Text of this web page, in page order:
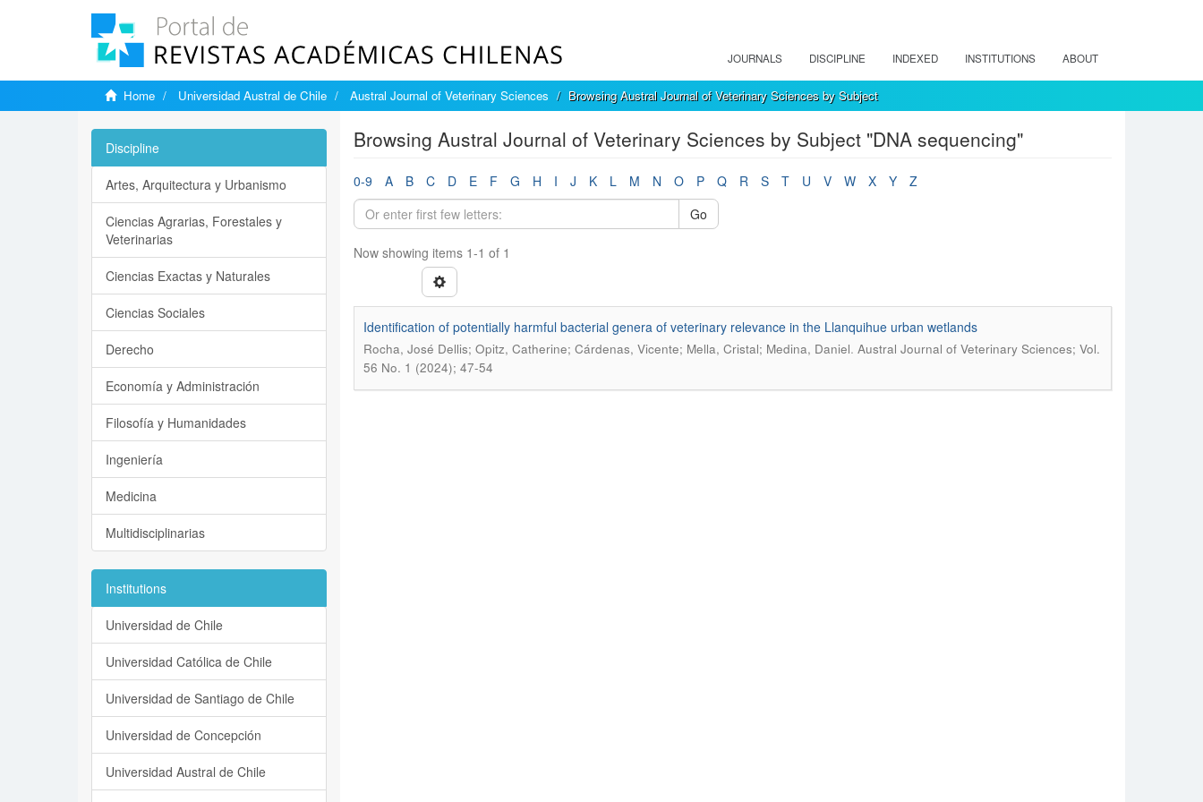
JOURNALS DISCIPLINE INDEXED INSTITUTIONS ABOUT
Home Universidad Austral de Chile Austral Journal of Veterinary Sciences Browsing Austral Journal of Veterinary Sciences by Subject
Browsing Austral Journal of Veterinary Sciences by Subject "DNA sequencing"
0-9 A B C D E F G H I J K L M N O P Q R S T U V W X Y
Z
Go
Now showing items 1-1 of 1
Identification of potentially harmful bacterial genera of veterinary relevance in the Llanquihue urban wetlands
Rocha, José Dellis; Opitz, Catherine; Cárdenas, Vicente; Mella, Cristal; Medina, Daniel. Austral Journal of Veterinary Sciences; Vol.
56 No. 1 (2024); 47-54
Discipline
Artes, Arquitectura y Urbanismo
Ciencias Agrarias, Forestales y
Veterinarias
Ciencias Exactas y Naturales
Ciencias Sociales
Derecho
Economía y Administración
Filosofía y Humanidades
Ingeniería
Medicina
Multidisciplinarias
Institutions
Universidad de Chile
Universidad Católica de Chile
Universidad de Santiago de Chile
Universidad de Concepción
Universidad Austral de Chile